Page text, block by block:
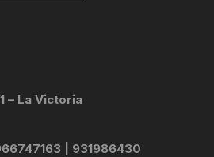
– La Victoria
| 931986430